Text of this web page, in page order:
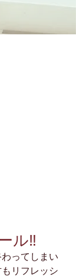
ル‼️
ってしまい
リフレッシ